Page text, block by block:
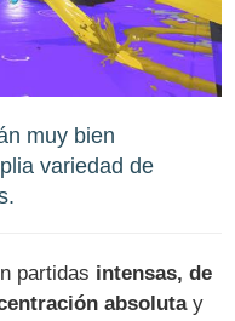
muy bien
variedad de
partidas intensas, de
absolutay